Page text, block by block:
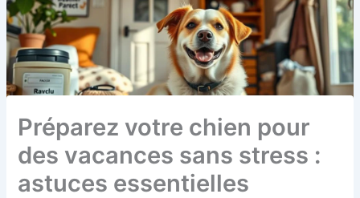
Préparez votre chien pour
des vacances sans stress :
astuces essentielles